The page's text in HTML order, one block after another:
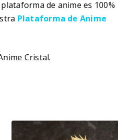
de anime es 100%
Plataforma de Anime
Cristal.